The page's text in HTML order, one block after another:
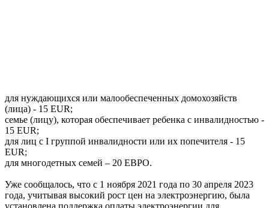
для нуждающихся или малообеспеченных домохозяйств
(лица) - 15 EUR;
семье (лицу), которая обеспечивает ребенка с инвалидностью -
15 EUR;
для лиц с I группой инвалидности или их попечителя - 15
EUR;
для многодетных семей – 20 ЕВРО.
Уже сообщалось, что с 1 ноября 2021 года по 30 апреля 2023
года, учитывая высокий рост цен на электроэнергию, была
установлена поддержка оплаты электроэнергии для